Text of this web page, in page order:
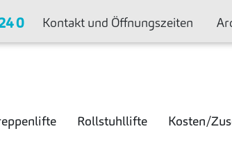
0 Kontakt und Öffnungszeiten
Rollstuhllifte Kosten/